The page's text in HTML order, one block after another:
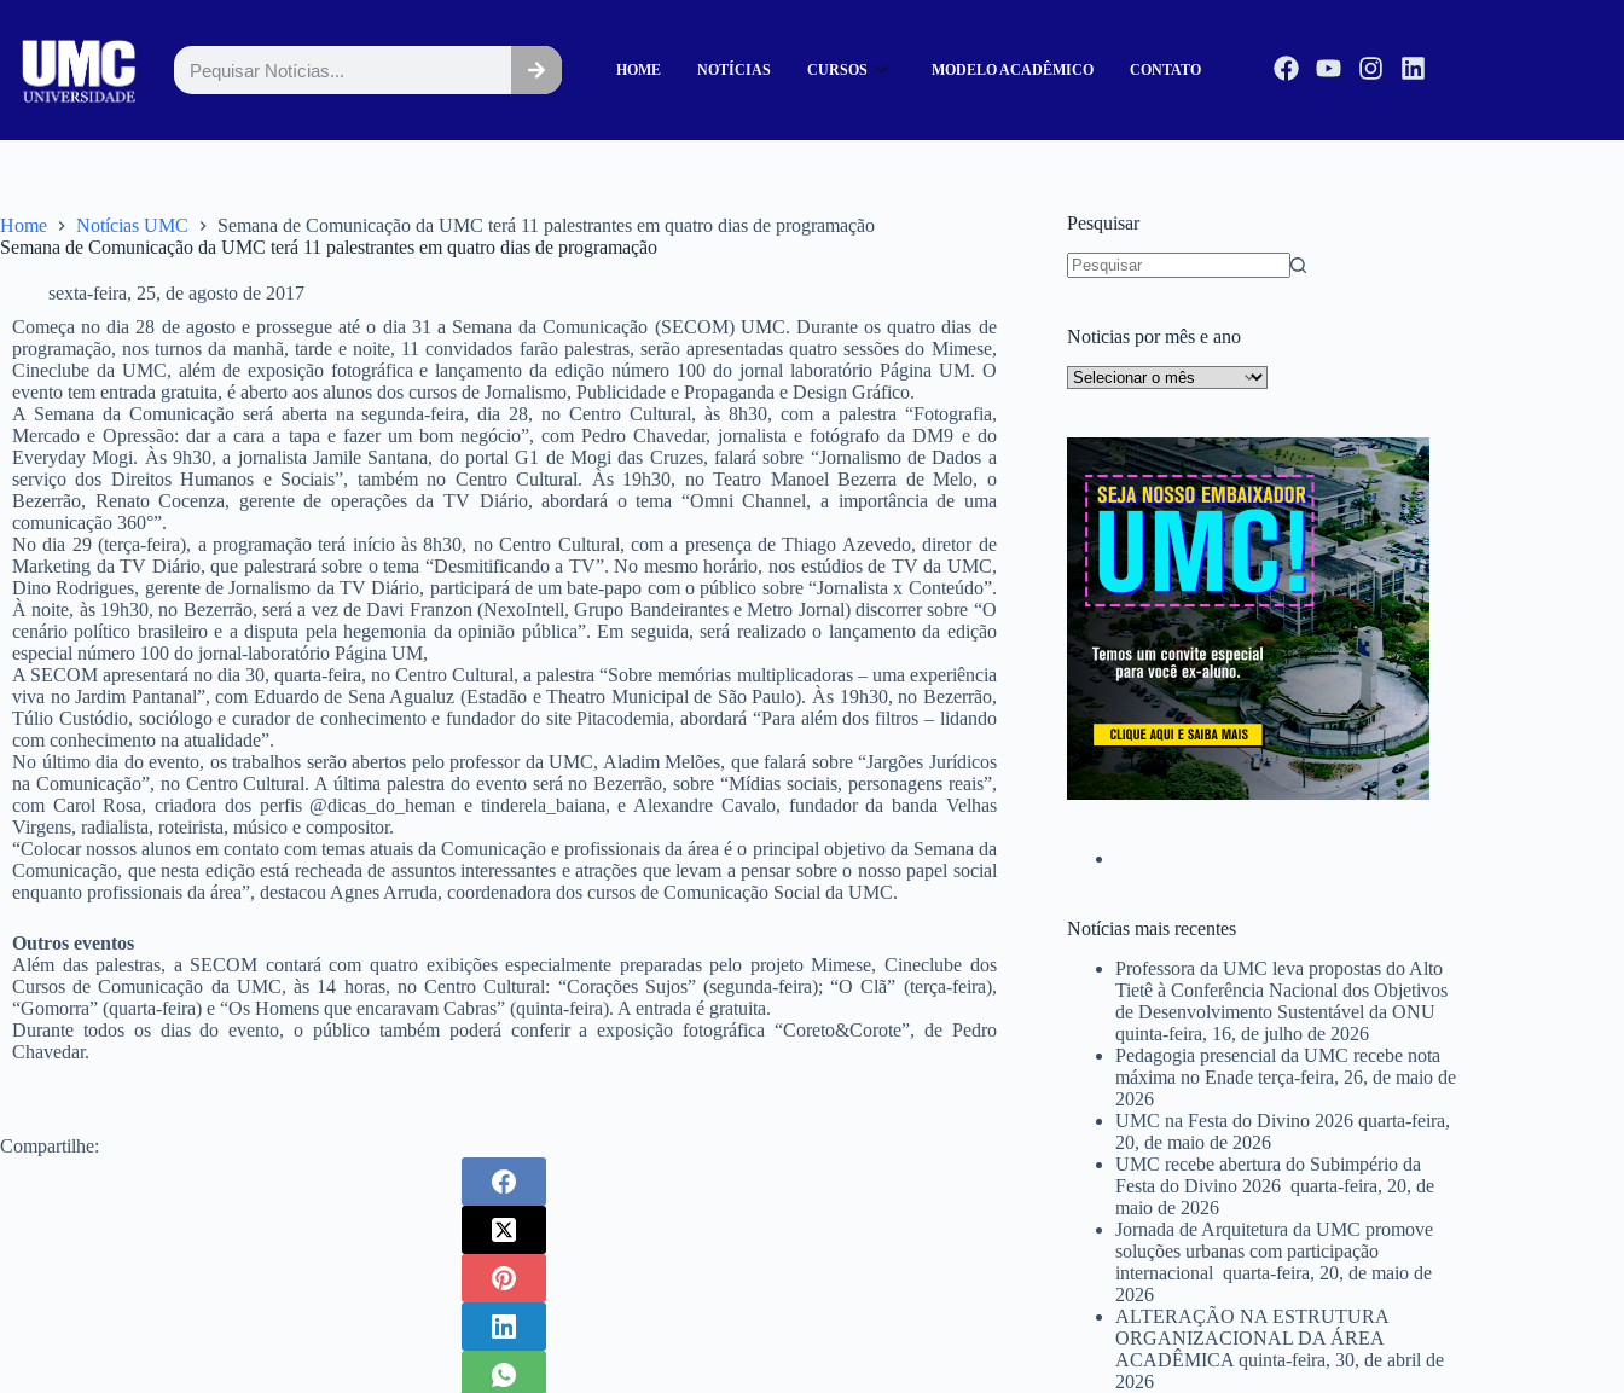
HOME NOTÍCIAS CURSOS MODELO ACADÊMICO CONTATO
Home Notícias UMC
Semana de Comunicação da UMC terá 11 palestrantes em quatro dias de programação
Semana de Comunicação da UMC terá 11 palestrantes em quatro dias de programação
sexta-feira, 25, de agosto de 2017
Começa no dia 28 de agosto e prossegue até o dia 31 a Semana da Comunicação (SECOM) UMC. Durante os quatro dias de
programação, nos turnos da manhã, tarde e noite, 11 convidados farão palestras, serão apresentadas quatro sessões do Mimese,
Cineclube da UMC, além de exposição fotográfica e lançamento da edição número 100 do jornal laboratório Página UM. O
evento tem entrada gratuita, é aberto aos alunos dos cursos de Jornalismo, Publicidade e Propaganda e Design Gráfico.
A Semana da Comunicação será aberta na segunda-feira, dia 28, no Centro Cultural, às 8h30, com a palestra “Fotografia,
Mercado e Opressão: dar a cara a tapa e fazer um bom negócio”, com Pedro Chavedar, jornalista e fotógrafo da DM9 e do
Everyday Mogi. Às 9h30, a jornalista Jamile Santana, do portal G1 de Mogi das Cruzes, falará sobre “Jornalismo de Dados a
serviço dos Direitos Humanos e Sociais”, também no Centro Cultural. Às 19h30, no Teatro Manoel Bezerra de Melo, o
Bezerrão, Renato Cocenza, gerente de operações da TV Diário, abordará o tema “Omni Channel, a importância de uma
comunicação 360°”.
No dia 29 (terça-feira), a programação terá início às 8h30, no Centro Cultural, com a presença de Thiago Azevedo, diretor de
Marketing da TV Diário, que palestrará sobre o tema “Desmitificando a TV”. No mesmo horário, nos estúdios de TV da UMC,
Dino Rodrigues, gerente de Jornalismo da TV Diário, participará de um bate-papo com o público sobre “Jornalista x Conteúdo”.
À noite, às 19h30, no Bezerrão, será a vez de Davi Franzon (NexoIntell, Grupo Bandeirantes e Metro Jornal) discorrer sobre “O
cenário político brasileiro e a disputa pela hegemonia da opinião pública”. Em seguida, será realizado o lançamento da edição
especial número 100 do jornal-laboratório Página UM,
A SECOM apresentará no dia 30, quarta-feira, no Centro Cultural, a palestra “Sobre memórias multiplicadoras – uma experiência
viva no Jardim Pantanal”, com Eduardo de Sena Agualuz (Estadão e Theatro Municipal de São Paulo). Às 19h30, no Bezerrão,
Túlio Custódio, sociólogo e curador de conhecimento e fundador do site Pitacodemia, abordará “Para além dos filtros – lidando
com conhecimento na atualidade”.
No último dia do evento, os trabalhos serão abertos pelo professor da UMC, Aladim Melões, que falará sobre “Jargões Jurídicos
na Comunicação”, no Centro Cultural. A última palestra do evento será no Bezerrão, sobre “Mídias sociais, personagens reais”,
com Carol Rosa, criadora dos perfis @dicas_do_heman e tinderela_baiana, e Alexandre Cavalo, fundador da banda Velhas
Virgens, radialista, roteirista, músico e compositor.
“Colocar nossos alunos em contato com temas atuais da Comunicação e profissionais da área é o principal objetivo da Semana da
Comunicação, que nesta edição está recheada de assuntos interessantes e atrações que levam a pensar sobre o nosso papel social
enquanto profissionais da área”, destacou Agnes Arruda, coordenadora dos cursos de Comunicação Social da UMC.
Outros eventos
Além das palestras, a SECOM contará com quatro exibições especialmente preparadas pelo projeto Mimese, Cineclube dos
Cursos de Comunicação da UMC, às 14 horas, no Centro Cultural: “Corações Sujos” (segunda-feira); “O Clã” (terça-feira),
“Gomorra” (quarta-feira) e “Os Homens que encaravam Cabras” (quinta-feira). A entrada é gratuita.
Durante todos os dias do evento, o público também poderá conferir a exposição fotográfica “Coreto&Corote”, de Pedro
Chavedar.
Compartilhe:
Pesquisar
Noticias por mês e ano
Notícias mais recentes
Professora da UMC leva propostas do Alto
Tietê à Conferência Nacional dos Objetivos
de Desenvolvimento Sustentável da ONU
quinta-feira, 16, de julho de 2026
Pedagogia presencial da UMC recebe nota
máxima no Enade terça-feira, 26, de maio de
2026
UMC na Festa do Divino 2026 quarta-feira,
20, de maio de 2026
UMC recebe abertura do Subimpério da
Festa do Divino 2026 quarta-feira, 20, de
maio de 2026
Jornada de Arquitetura da UMC promove
soluções urbanas com participação
internacional quarta-feira, 20, de maio de
2026
ALTERAÇÃO NA ESTRUTURA
ORGANIZACIONAL DA ÁREA
ACADÊMICA quinta-feira, 30, de abril de
2026